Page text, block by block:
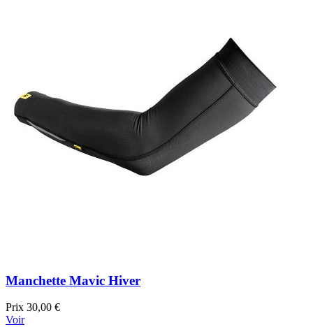
Manchette Mavic Hiver
Prix 30,00 €
Voir